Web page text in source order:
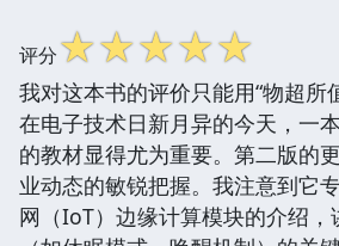
评分☆☆☆☆☆
我对这本书的评价只能用“物超所
在电子技术日新月异的今天，一
的教材显得尤为重要。第二版的
业动态的敏锐把握。我注意到它
网（IoT）边缘计算模块的介绍